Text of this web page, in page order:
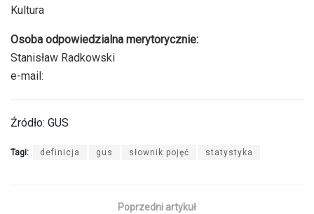
Kultura
Osoba odpowiedzialna merytorycznie:
Stanisław Radkowski
e-mail:
Źródło: GUS
Tagi: definicja gus słownik pojęć statystyka
Poprzedni artykuł